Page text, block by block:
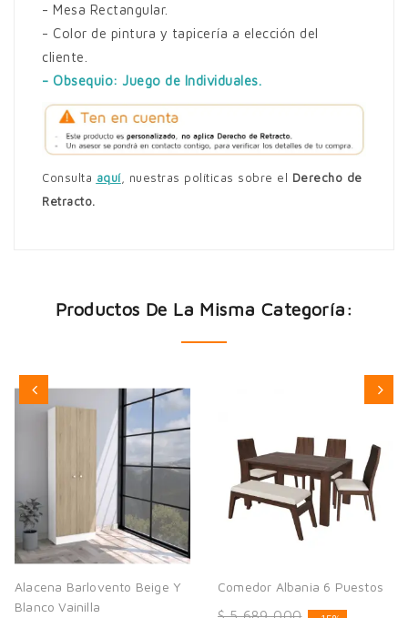
- Mesa Rectangular.
- Color de pintura y tapicería a elección del
cliente.
- Obsequio: Juego de Individuales.
Consulta aquí, nuestras políticas sobre el Derecho de
Retracto.
Productos De La Misma Categoría:
Alacena Barlovento Beige Y
Blanco Vainilla
Comedor Albania 6 Puestos